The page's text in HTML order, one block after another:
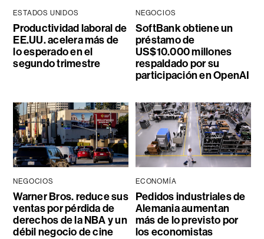
ESTADOS UNIDOS
Productividad laboral de
EE.UU. acelera más de
lo esperado en el
segundo trimestre
NEGOCIOS
SoftBank obtiene un
préstamo de
US$10.000 millones
respaldado por su
participación en OpenAI
NEGOCIOS
Warner Bros. reduce sus
ventas por pérdida de
derechos de la NBA y un
débil negocio de cine
ECONOMÍA
Pedidos industriales de
Alemania aumentan
más de lo previsto por
los economistas